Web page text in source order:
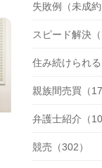
失敗例（未成約
スピード解決（
住み続けられる
親族間売買（17
弁護士紹介（
競売（302）